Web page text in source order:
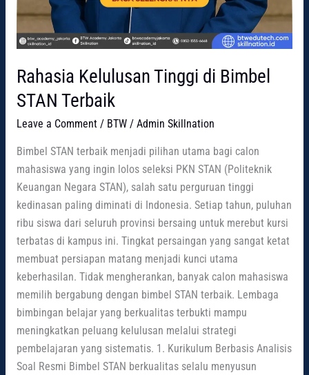
Rahasia Kelulusan Tinggi di Bimbel
STAN Terbaik
Leave a Comment / BTW/ Admin Skillnation
Bimbel STAN terbaik menjadi pilihan utama bagi calon
mahasiswa yang ingin lolos seleksi PKN STAN (Politeknik
Keuangan Negara STAN), salah satu perguruan tinggi
kedinasan paling diminati di Indonesia. Setiap tahun, puluhan
ribu siswa dari seluruh provinsi bersaing untuk merebut kursi
terbatas di kampus ini. Tingkat persaingan yang sangat ketat
membuat persiapan matang menjadi kunci utama
keberhasilan. Tidak mengherankan, banyak calon mahasiswa
memilih bergabung dengan bimbel STAN terbaik. Lembaga
bimbingan belajar yang berkualitas terbukti mampu
meningkatkan peluang kelulusan melalui strategi
pembelajaran yang sistematis. 1. Kurikulum Berbasis Analisis
Soal Resmi Bimbel STAN berkualitas selalu menyusun